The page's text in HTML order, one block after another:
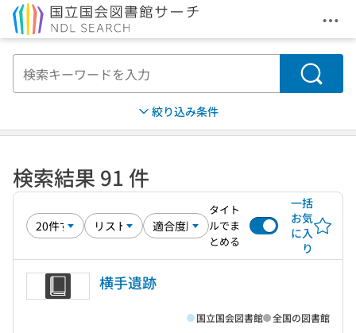
メ
検索
絞り込み条件
検索結果 91 件
タイト
ルでま
とめる
一括
お気
に入
り
横手遺跡
国立国会図書館 全国の図書館